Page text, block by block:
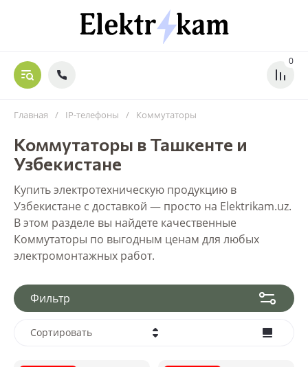
0
Главная / IP-телефоны / Коммутаторы
Коммутаторы в Ташкенте и
Узбекистане
Купить электротехническую продукцию в
Узбекистане с доставкой — просто на Elektrikam.uz.
В этом разделе вы найдете качественные
Коммутаторы по выгодным ценам для любых
электромонтажных работ.
Фильтр
Сортировать